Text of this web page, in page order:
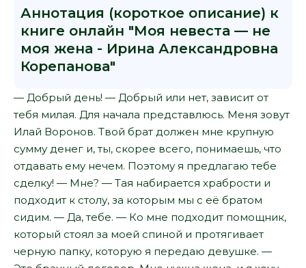
Аннотация (короткое описание) к
книге онлайн "Моя невеста — не
моя жена - Ирина Александровна
Корепанова"
— Добрый день! — Добрый или нет, зависит от
тебя милая. Для начала представлюсь. Меня зовут
Илай Воронов. Твой брат должен мне крупную
сумму денег и, ты, скорее всего, понимаешь, что
отдавать ему нечем. Поэтому я предлагаю тебе
сделку! — Мне? — Тая набирается храбрости и
подходит к столу, за которым мы с её братом
сидим. — Да, тебе. — Ко мне подходит помощник,
который стоял за моей спиной и протягивает
черную папку, которую я передаю девушке. —